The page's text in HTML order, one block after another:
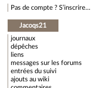
Pas de compte ? S’inscrire…
Jacoqs21
journaux
dépêches
liens
messages sur les forums
entrées du suivi
ajouts au wiki